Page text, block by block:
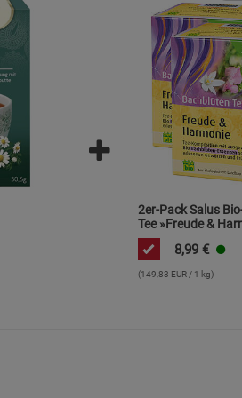
2er-Pack Salus
Tee »Freude &
8,99 €
(149,83 EUR / 1 kg)